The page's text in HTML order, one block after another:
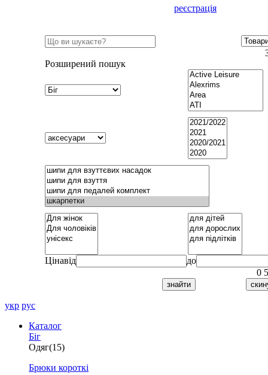
реєстрація
Розширений пошук
Цінавід
до
0
укр рус
Каталог
Біг
Одяг(15)
Брюки короткі